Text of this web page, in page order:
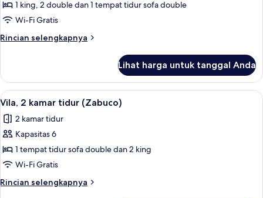
untuk
Vila,
2
(Hillside
Ti-
Fèy
1 king, 2 double dan 1 tempat tidur sofa double
Wi-Fi Gratis
Rincian selengkapnya
Rincian
Vila,
kamar
(Hillside
Ti-
Lihat harga untuk tanggal Anda
Lihat
semua
foto
untuk
Vila,
2
kamar
tidur
Vila, 2 kamar tidur (Zabuco) |
5
Vila, 2 kamar tidur (Zabuco)
2 kamar tidur
Kapasitas 6
1 tempat tidur sofa double dan 2 king
Wi-Fi Gratis
Rincian selengkapnya
Rincian